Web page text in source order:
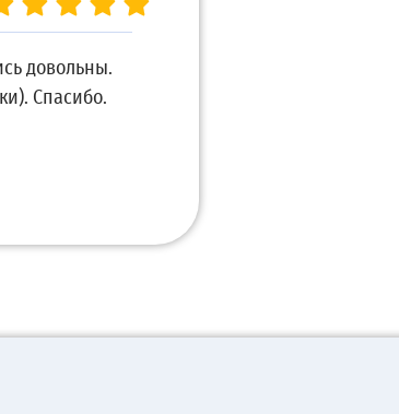
довольны.
Спасибо.